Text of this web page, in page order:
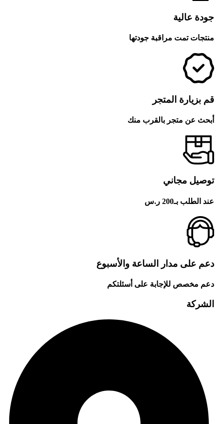
جودة عالية
منتجات تمت مراقبة جودتها
قم بزيارة المتجر
أبحث عن متجر بالقرب منك
توصيل مجاني
عند الطلب بـ200 ر.س
دعم على مدار الساعة والأسبوع
دعم مخصص للإجابة على أسئلتكم
الشركة